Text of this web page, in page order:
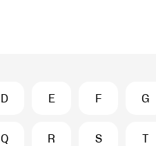
D E F G
Q R S T